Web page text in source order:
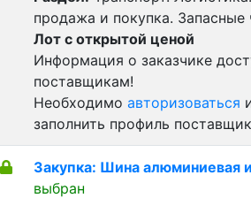
продажа и покупка.
Лот с открытой ценой
Информация о заказчике
поставщикам!
Необходимо авторизоваться
заполнить профиль
Закупка: Шина алюминиевая
выбран